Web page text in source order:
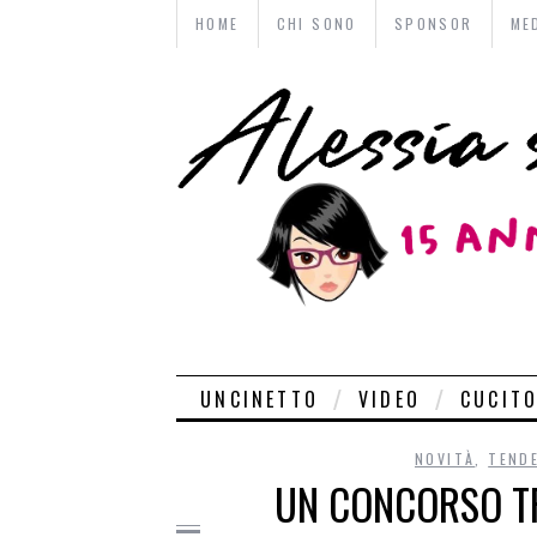
HOME CHI SONO SPONSOR
UNCINETTO VIDEO
NOVITÀ
UN CONCORSO